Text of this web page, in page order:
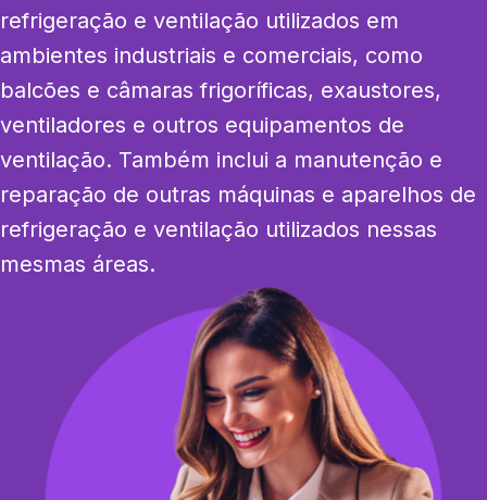
refrigeração e ventilação utilizados em
ambientes industriais e comerciais, como
balcões e câmaras frigoríficas, exaustores,
ventiladores e outros equipamentos de
ventilação. Também inclui a manutenção e
reparação de outras máquinas e aparelhos de
refrigeração e ventilação utilizados nessas
mesmas áreas.